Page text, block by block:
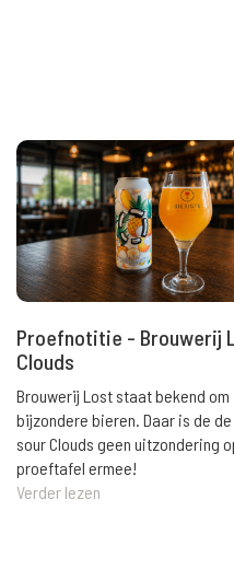
Proefnotitie - Brouwerij
Clouds
Brouwerij Lost staat bekend om
bijzondere bieren. Daar is de
sour Clouds geen uitzondering
proeftafel ermee!
Verder lezen